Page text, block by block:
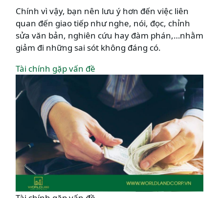
Chính vì vậy, bạn nên lưu ý hơn đến việc liên
quan đến giao tiếp như nghe, nói, đọc, chỉnh
sửa văn bản, nghiên cứu hay đàm phán,…nhằm
giảm đi những sai sót không đáng có.
Tài chính gặp vấn đề